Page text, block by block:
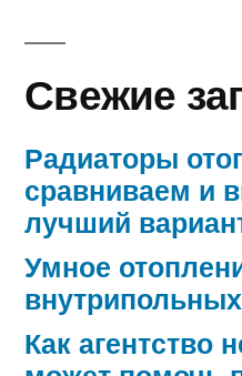
Свежие
Радиаторы
сравниваем и
лучший
Умное
Как агентство